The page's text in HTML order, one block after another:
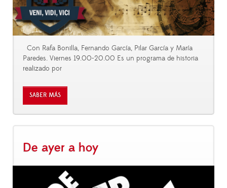
Con Rafa Bonilla, Fernando García, Pilar García y María
Paredes. Viernes 19.00-20.00 Es un programa de historia
realizado por
SABER MÁS
De ayer a hoy